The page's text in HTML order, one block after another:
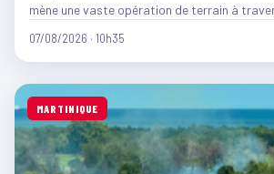
mène une vaste opération de terrain à
07/08/2026 · 10h35
MARTINIQUE